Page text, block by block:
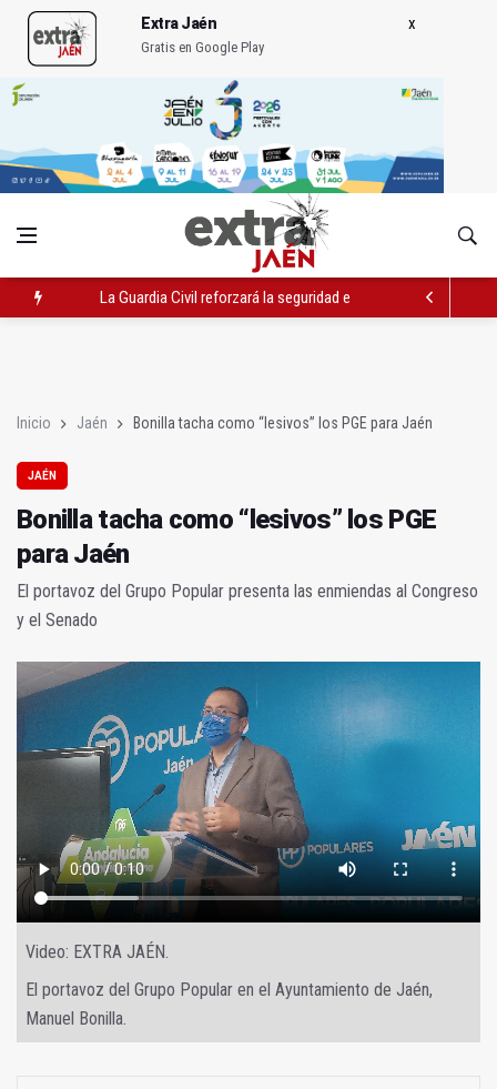
Extra Jaén
Gratis en Google Play
La Guardia Civil reforzará la seguridad el 12 de agosto por el
Inicio Jaén Bonilla tacha como “lesivos” los PGE para Jaén
JAÉN
Bonilla tacha como “lesivos” los PGE
para Jaén
El portavoz del Grupo Popular presenta las enmiendas al Congreso
y el Senado
Video: EXTRA JAÉN.
El portavoz del Grupo Popular en el Ayuntamiento de Jaén,
Manuel Bonilla.